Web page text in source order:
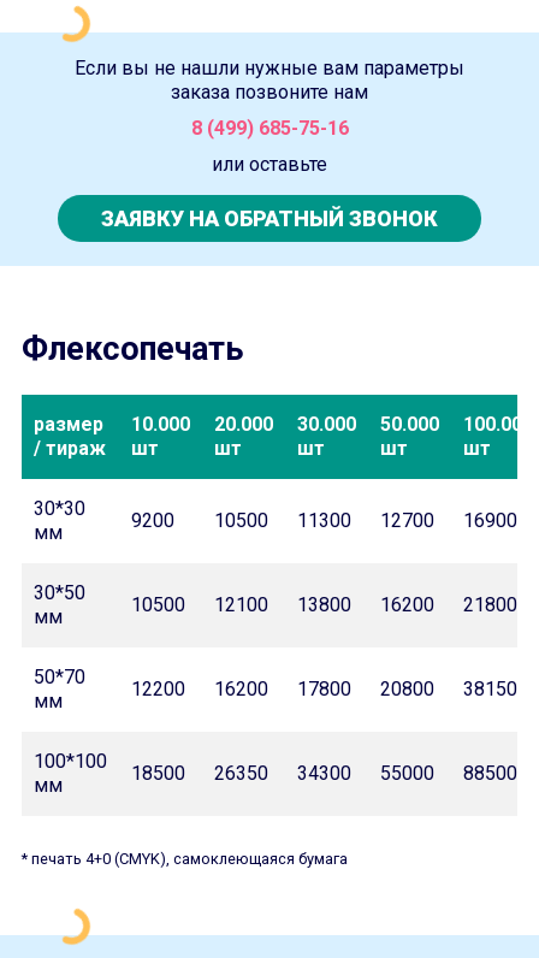
Если вы не нашли нужные вам параметры
заказа позвоните нам
8 (499) 685-75-16
или оставьте
ЗАЯВКУ НА ОБРАТНЫЙ ЗВОНОК
Флексопечать
размер
/ тираж
10.000
шт
20.000
шт
30.000
шт
50.000
шт
100.000
шт
30*30
мм
9200 10500 11300 12700 16900
30*50
мм
10500 12100 13800 16200 21800
50*70
мм
12200 16200 17800 20800 38150
100*100
мм
18500 26350 34300 55000 88500
* печать 4+0 (CMYK), самоклеющаяся бумага